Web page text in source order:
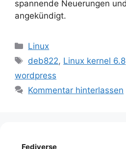
spannende Neuerungen
angekündigt.
Kategorien
Linux
Schlagwörter
deb822, Linux kernel 6.8
wordpress
Kommentar hinterlassen
Fediverse